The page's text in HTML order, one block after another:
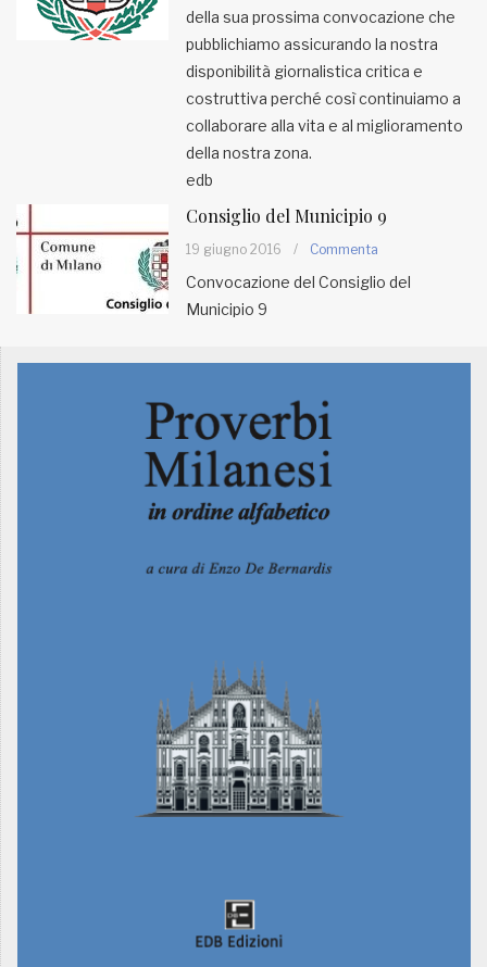
della sua prossima convocazione che
pubblichiamo assicurando la nostra
disponibilità giornalistica critica e
costruttiva perché così continuiamo a
collaborare alla vita e al miglioramento
della nostra zona.
edb
Consiglio del Municipio 9
19 giugno 2016 / Commenta
Convocazione del Consiglio del
Municipio 9